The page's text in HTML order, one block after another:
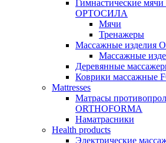
Гимнастические
ОРТОСИЛА
Мячи
Тренажеры
Массажные
Массажные
Деревянные
Коврики
Мattresses
Матрасы
ORTHOFORMA
Наматрасники
Health products
Электрические